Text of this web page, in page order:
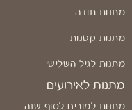
מתנות תודה
מתנות קטנות
מתנות לגיל השלישי
מתנות לאירועים
מתנות למורים לסוף שנה